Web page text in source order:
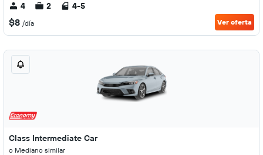
4 2 4-5
$8 /día Ver oferta
Class Intermediate Car
o Mediano similar